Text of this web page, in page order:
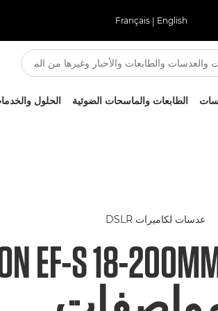
English
|
Français
الطابعات والماسحات الضوئية الحلول
عدسات لكاميرات DSLR
EF-S 18-